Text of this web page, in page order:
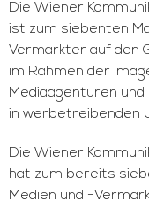
Die Wiener
ist zum siebenten
Vermarkter auf den
im Rahmen der
Mediaagenturen
in werbetreibenden
Die Wiener
hat zum bereits
Medien und -